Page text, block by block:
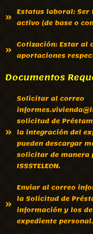
Estatus laboral:
activo (de base o
Cotización: Estar al
aportaciones
Documentos
Solicitar al correo
solicitud de
la integración del
pueden descargar
solicitar de manera
ISSSTELEON.
Enviar al correo
la Solicitud de
información y los
expediente personal.